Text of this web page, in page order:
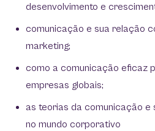
desenvolvimento e
comunicação e sua relação
marketing;
como a comunicação eficaz
empresas globais;
as teorias da comunicação e
no mundo corporativo